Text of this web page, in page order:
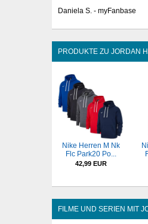
Daniela S. - myFanbase
PRODUKTE ZU JORDAN
Nike Herren M Nk
Flc Park20 Po...
42,99 EUR
FILME UND SERIEN MIT